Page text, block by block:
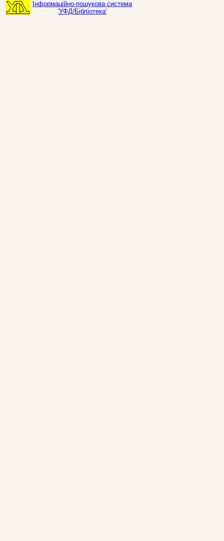
Інформаційно-пошукова система
'УФД/Бібліотека'